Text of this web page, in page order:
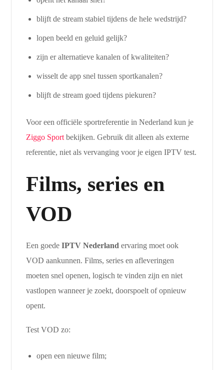
blijft de stream stabiel tijdens de hele wedstrijd?
lopen beeld en geluid gelijk?
zijn er alternatieve kanalen of kwaliteiten?
wisselt de app snel tussen sportkanalen?
blijft de stream goed tijdens piekuren?
Voor een officiële sportreferentie in Nederland kun je
Ziggo Sport bekijken. Gebruik dit alleen als externe
referentie, niet als vervanging voor je eigen IPTV test.
Films, series en
VOD
Een goedeIPTV Nederland ervaring moet ook
VOD aankunnen. Films, series en afleveringen
moeten snel openen, logisch te vinden zijn en niet
vastlopen wanneer je zoekt, doorspoelt of opnieuw
opent.
Test VOD zo:
open een nieuwe film;